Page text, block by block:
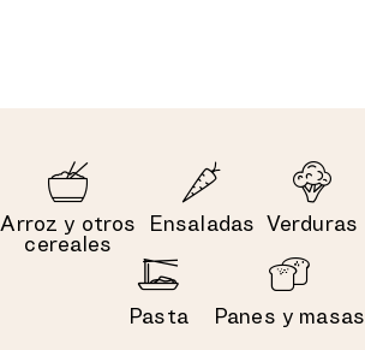
Arroz y otros
cereales
Ensaladas Verduras
Pasta Panes y masas